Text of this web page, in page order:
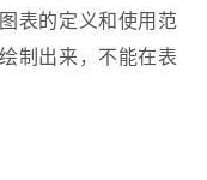
表的定义和使用范
制出来，不能在表